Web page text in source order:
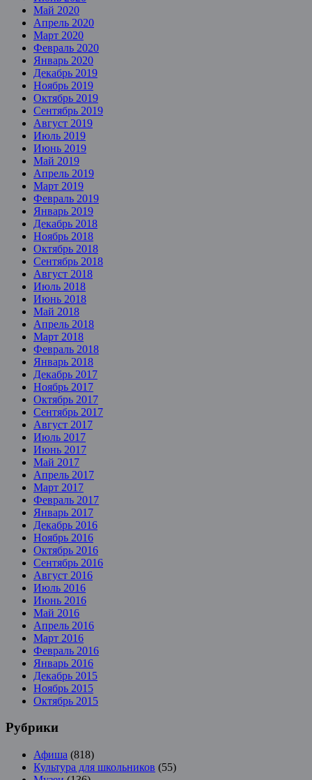
Май 2020
Апрель 2020
Март 2020
Февраль 2020
Январь 2020
Декабрь 2019
Ноябрь 2019
Октябрь 2019
Сентябрь 2019
Август 2019
Июль 2019
Июнь 2019
Май 2019
Апрель 2019
Март 2019
Февраль 2019
Январь 2019
Декабрь 2018
Ноябрь 2018
Октябрь 2018
Сентябрь 2018
Август 2018
Июль 2018
Июнь 2018
Май 2018
Апрель 2018
Март 2018
Февраль 2018
Январь 2018
Декабрь 2017
Ноябрь 2017
Октябрь 2017
Сентябрь 2017
Август 2017
Июль 2017
Июнь 2017
Май 2017
Апрель 2017
Март 2017
Февраль 2017
Январь 2017
Декабрь 2016
Ноябрь 2016
Октябрь 2016
Сентябрь 2016
Август 2016
Июль 2016
Июнь 2016
Май 2016
Апрель 2016
Март 2016
Февраль 2016
Январь 2016
Декабрь 2015
Ноябрь 2015
Октябрь 2015
Рубрики
Афиша (818)
Культура для школьников (55)